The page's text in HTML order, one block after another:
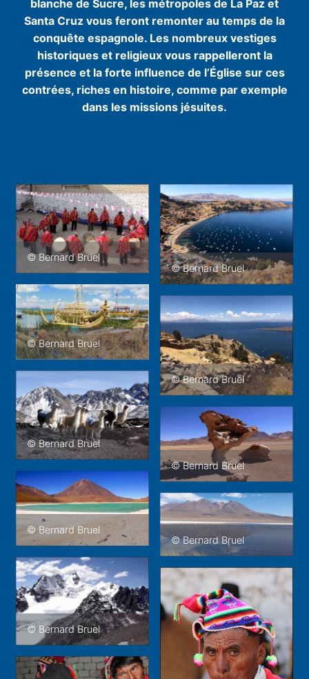
blanche de Sucre, les métropoles de La Paz et
Santa Cruz vous feront remonter au temps de la
conquête espagnole. Les nombreux vestiges
historiques et religieux vous rappelleront la
présence et la forte influence de l’Église sur ces
contrées, riches en histoire, comme par exemple
dans les missions jésuites.
© Bernard Bruel
© Bernard Bruel
© Bernard Bruel
© Bernard Bruel
© Bernard Bruel
© Bernard Bruel
© Bernard Bruel
© Bernard Bruel
© Bernard Bruel